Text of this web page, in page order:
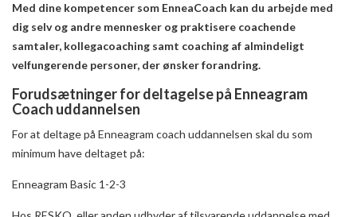
Med dine kompetencer som EnneaCoach kan du arbejde med
dig selv og andre mennesker og praktisere coachende
samtaler, kollegacoaching samt coaching af almindeligt
velfungerende personer, der ønsker forandring.
Forudsætninger for deltagelse på Enneagram
Coach uddannelsen
For at deltage på Enneagram coach uddannelsen skal du som
minimum have deltaget på:
Enneagram Basic 1-2-3